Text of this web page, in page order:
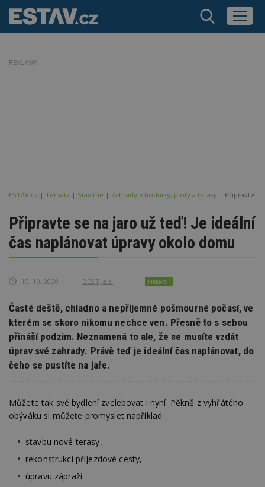
REKLAMA
ESTAV.cz Témata Stavíme Zahrady, chodníky, ploty a terasy Připravte
Připravte se na jaro už teď! Je ideální
čas naplánovat úpravy okolo domu
15. 10. 2020 BEST, a.s. FIREMNÍ
Časté deště, chladno a nepříjemné pošmourné počasí, ve
kterém se skoro nikomu nechce ven. Přesně to s sebou
přináší podzim. Neznamená to ale, že se musíte vzdát
úprav své zahrady. Právě teď je ideální čas naplánovat, do
čeho se pustíte na jaře.
Můžete tak své bydlení zvelebovat i nyní. Pěkně z vyhřátého
obýváku si můžete promyslet například:
stavbu nové terasy,
rekonstrukci příjezdové cesty,
úpravu zápraží